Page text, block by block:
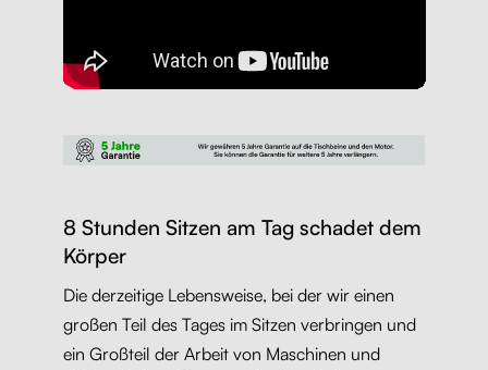
8 Stunden Sitzen am Tag schadet dem
Körper
Die derzeitige Lebensweise, bei der wir einen
großen Teil des Tages im Sitzen verbringen und
ein Großteil der Arbeit von Maschinen und